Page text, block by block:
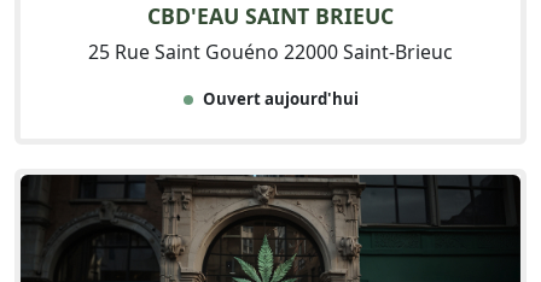
CBD'EAU SAINT BRIEUC
25 Rue Saint Gouéno 22000 Saint-Brieuc
Ouvert aujourd'hui